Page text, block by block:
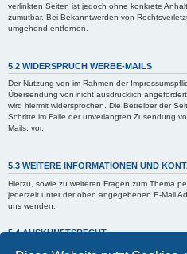
verlinkten Seiten ist jedoch ohne konkrete
zumutbar. Bei Bekanntwerden von
umgehend entfernen.
5.2 WIDERSPRUCH WERBE-MAILS
Der Nutzung von im Rahmen der
Übersendung von nicht ausdrücklich
wird hiermit widersprochen. Die Betreiber der
Schritte im Falle der unverlangten Zusendung
Mails, vor.
5.3 WEITERE INFORMATIONEN UND
Hierzu, sowie zu weiteren Fragen zum Thema
jederzeit unter der oben angegebenen E-Mail
uns wenden.
5.4 AUSKUNFTSRECHT
Der Betreiber erteilt dir auf Anfrage Auskunft,